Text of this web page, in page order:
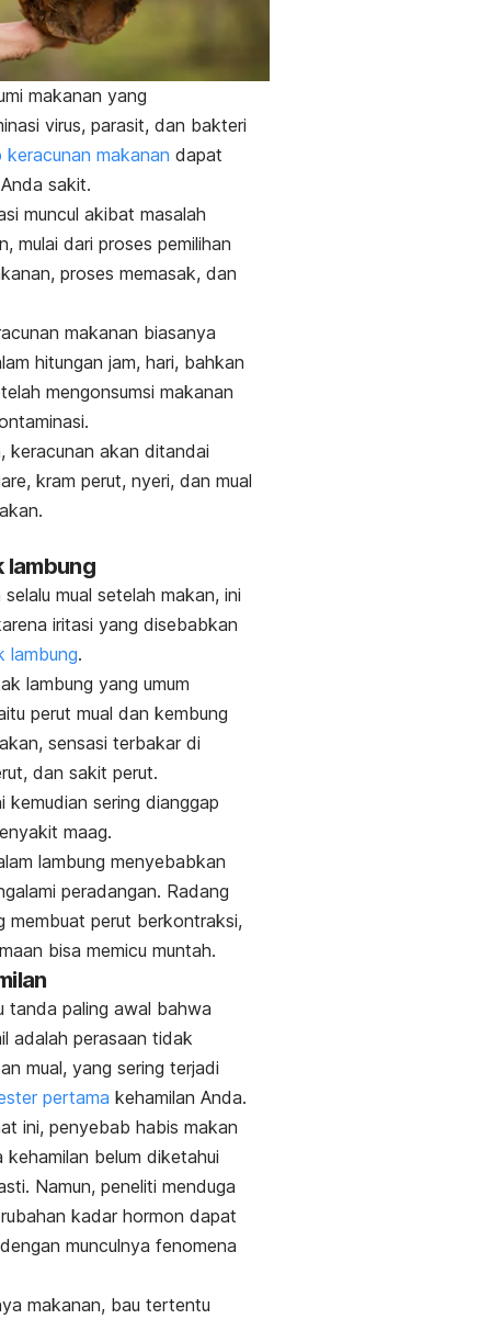
makanan yang
virus, parasit, dan bakteri
makanan dapat
sakit.
muncul akibat masalah
mulai dari proses pemilihan
proses memasak, dan
makanan biasanya
hitungan jam, hari, bahkan
mengonsumsi makanan
keracunan akan ditandai
kram perut, nyeri, dan mual
lambung
mual setelah makan, ini
iritasi yang disebabkan
lambung.
lambung yang umum
perut mual dan kembung
sensasi terbakar di
dan sakit perut.
kemudian sering dianggap
maag.
lambung menyebabkan
peradangan. Radang
membuat perut berkontraksi,
bisa memicu muntah.
tanda paling awal bahwa
adalah perasaan tidak
mual, yang sering terjadi
pertama kehamilan Anda.
ini, penyebab habis makan
belum diketahui
Namun, peneliti menduga
kadar hormon dapat
munculnya fenomena
makanan, bau tertentu